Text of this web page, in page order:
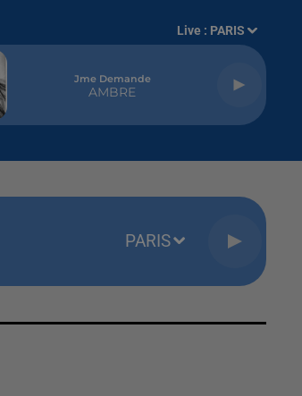
Live : PARIS
Jme Demande
AMBRE
PARIS